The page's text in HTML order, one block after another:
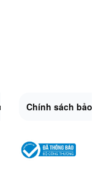
Sitemap.XML
Đổi trả và hoàn
Chính sách bảo